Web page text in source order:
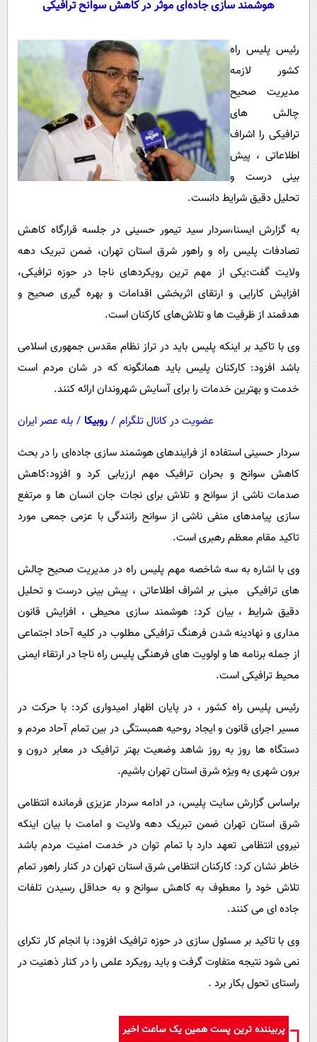
سیاسی
اقتصادی
خودرو
جامعه
اجتماعی
حوادث
سلامت
یک برش دانایی
محیط زیست
ورزشی
بین الملل
سیاست خارجی
فرهنگ و هنر
علم و دانش
فناوری و It
قرآن
باشگاه مغز
مجله تصویری سلاح
اقتصاد
ورزش
سیاست
سرگرمی
فناوری
محیط زیست
سلامت
فرهنگی
سیاست خارجی
عصر ایران 2
خواندنی ها و دیدنی ها
داستان کوتاه
پیامک
روانشناسی
آشپزی
آموزش زبان
هوشمند سازی جاده‌ای موثر در کاهش سوانح ترافیکی
رئیس پلیس راه
کشور لازمه
مدیریت صحیح
چالش های
ترافیکی را اشراف
اطلاعاتی ، پیش
بینی درست و
تحلیل دقیق شرایط دانست.
به گزارش ایسنا،سردار سید تیمور حسینی در جلسه قرارگاه کاهش
تصادفات پلیس راه و راهور شرق استان تهران، ضمن تبریک دهه
ولایت گفت:یکی از مهم ترین رویکردهای ناجا در حوزه ترافیکی،
افزایش کارایی و ارتقای اثربخشی اقدامات و بهره گیری صحیح و
هدفمند از ظرفیت ها و تلاش‌های کارکنان است.
وی با تاکید بر اینکه پلیس باید در تراز نظام مقدس جمهوری اسلامی
باشد افزود: کارکنان پلیس باید همانگونه که در شان مردم است
خدمت و بهترین خدمات را برای آسایش شهروندان ارائه کنند.
عضویت در کانال تلگرام / روبیکا / بله عصر ایران
سردار حسینی استفاده از فرایندهای هوشمند سازی جاده‌ای را در بحث
کاهش سوانح و بحران ترافیک مهم ارزیابی کرد و افزود:کاهش
صدمات ناشی از سوانح و تلاش برای نجات جان انسان ها و مرتفع
سازی پیامدهای منفی ناشی از سوانح رانندگی با عزمی جمعی مورد
تاکید مقام معظم رهبری است.
وی با اشاره به سه شاخصه مهم پلیس راه در مدیریت صحیح چالش
های ترافیکی مبنی بر اشراف اطلاعاتی ، پیش بینی درست و تحلیل
دقیق شرایط ، بیان کرد: هوشمند سازی محیطی ، افزایش قانون
مداری و نهادینه شدن فرهنگ ترافیکی مطلوب در کلیه آحاد اجتماعی
از جمله برنامه ها و اولویت های فرهنگی پلیس راه ناجا در ارتقاء ایمنی
محیط ترافیکی است.
رئیس پلیس راه کشور ، در پایان اظهار امیدواری کرد: با حرکت در
مسیر اجرای قانون و ایجاد روحیه همبستگی در بین تمام آحاد مردم و
دستگاه ها روز به روز شاهد وضعیت بهتر ترافیک در معابر درون و
برون شهری به ویژه شرق استان تهران باشیم.
براساس گزارش سایت پلیس، در ادامه سردار عزیزی فرمانده انتظامی
شرق استان تهران ضمن تبریک دهه ولایت و امامت با بیان اینکه
نیروی انتظامی تعهد دارد با تمام توان در خدمت امنیت مردم باشد
خاطر نشان کرد: کارکنان انتظامی شرق استان تهران در کنار راهور تمام
تلاش خود را معطوف به کاهش سوانح و به حداقل رسیدن تلفات
جاده ای می کنند.
وی با تاکید بر مسئول سازی در حوزه ترافیک افزود: با انجام کار تکرای
نمی شود نتیجه متفاوت گرفت و باید رویکرد علمی را در کنار ذهنیت در
راستای تحول بکار برد .
پربیننده ترین پست همین یک ساعت اخیر